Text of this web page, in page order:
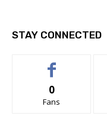
STAY CONNECTED
0
Fans